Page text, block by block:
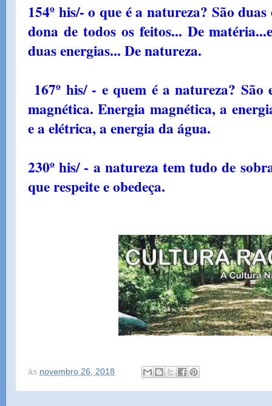
154º his/- o que é a natureza? São
dona de todos os feitos... De
duas energias... De natureza.
167º his/ - e quem é a natureza? São
magnética. Energia magnética, a
e a elétrica, a energia da água.
230º his/ - a natureza tem tudo de
que respeite e obedeça.
às novembro 26, 2018